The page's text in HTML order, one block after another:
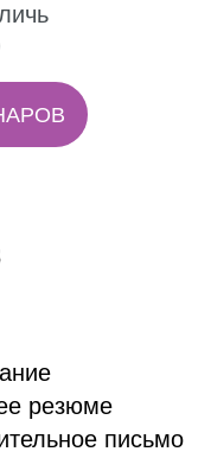
резюме
письмо